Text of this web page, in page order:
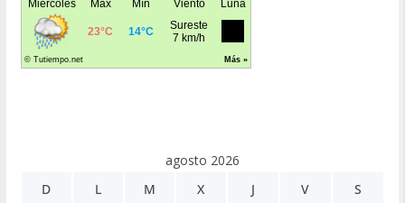
agosto 2026
D
L M X J V S